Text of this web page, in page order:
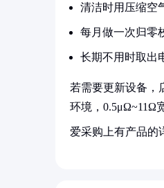
清洁时用压缩空
每月做一次归零
长期不用时取出
若需要更新设备，
环境，0.5μΩ~11Ω
爱采购上有产品的